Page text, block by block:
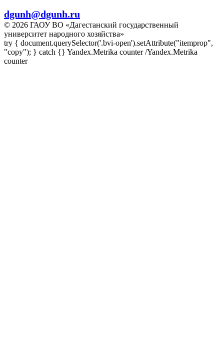
dgunh@dgunh.ru
© 2026 ГАОУ ВО «Дагестанский государственный
университет народного хозяйства»
try { document.querySelector('.bvi-open').setAttribute("itemprop",
"copy"); } catch {} Yandex.Metrika counter/Yandex.Metrika
counter